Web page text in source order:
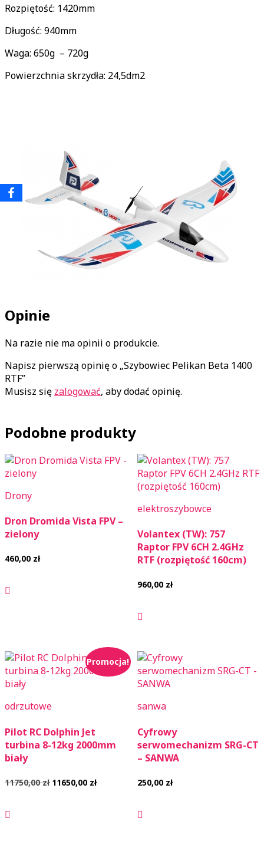
Rozpiętość: 1420mm
Długość: 940mm
Waga: 650g – 720g
Powierzchnia skrzydła: 24,5dm2
Opinie
Na razie nie ma opinii o produkcie.
Napisz pierwszą opinię o „Szybowiec Pelikan Beta 1400
RTF”
Musisz się zalogować, aby dodać opinię.
Podobne produkty
Drony
Dron Dromida Vista FPV –
zielony
460,00 zł
elektroszybowce
Volantex (TW): 757
Raptor FPV 6CH 2.4GHz
RTF (rozpiętość 160cm)
960,00 zł
Promocja!
odrzutowe
Pilot RC Dolphin Jet
turbina 8-12kg 2000mm
biały
11750,00zł Pierwotna
11650,00 złAktualna
11650,00 zł.
sanwa
Cyfrowy
serwomechanizm SRG-CT
– SANWA
250,00 zł